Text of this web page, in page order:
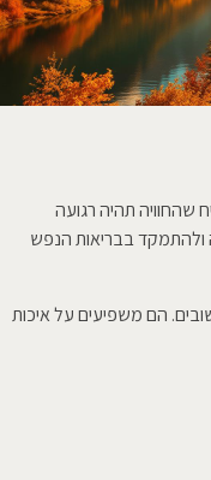
שהחוויה תהיה רגועה
ולהתמקד בבריאות הנפש
הם משפיעים על איכות